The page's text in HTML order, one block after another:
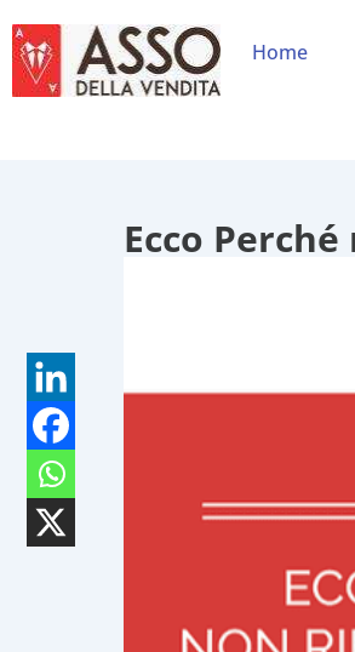
Home
Ecco